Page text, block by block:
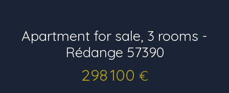
Apartment for sale, 3 rooms -
Rédange 57390
298 100 €